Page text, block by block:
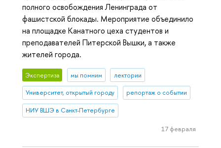
полного освобождения Ленинграда от
фашистской блокады. Мероприятие объединило
на площадке Канатного цеха студентов и
преподавателей Питерской Вышки, а также
жителей города.
Экспертиза мы помним лектории
Университет, открытый городу репортаж о событии
НИУ ВШЭ в Санкт-Петербурге
17 февраля